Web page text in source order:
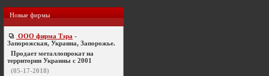
Новые фирмы
ООО фирма Тэра -
Запорожская, Украина, Запорожье.
Продает металлопрокат на
территории Украины с 2001
(05-17-2018)